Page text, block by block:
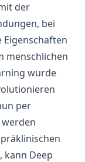
der
bei
Eigenschaften
menschlichen
wurde
per
kann Deep